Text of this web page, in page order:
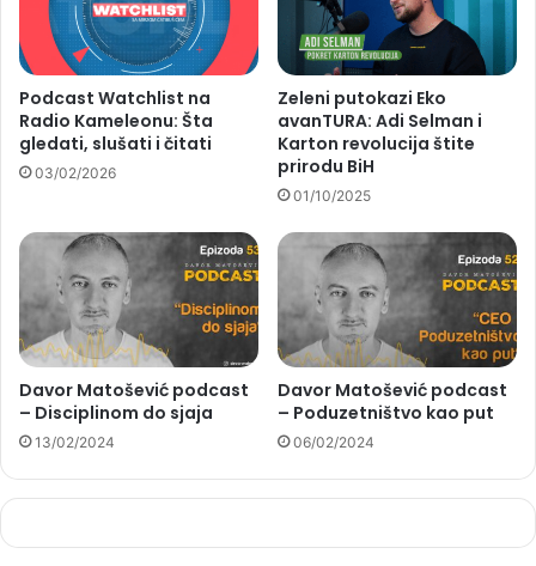
Podcast Watchlist na
Radio Kameleonu: Šta
gledati, slušati i čitati
03/02/2026
Zeleni putokazi Eko
avanTURA: Adi Selman i
Karton revolucija štite
prirodu BiH
01/10/2025
Davor Matošević podcast
– Disciplinom do sjaja
13/02/2024
Davor Matošević podcast
– Poduzetništvo kao put
06/02/2024